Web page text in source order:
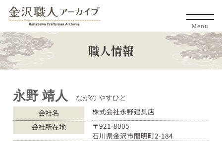
Menu
職人情報
永野 靖人 ながの やすひと
会社名 株式会社永野建具店
会社所在地
〒921-8005
石川県金沢市間明町2-184